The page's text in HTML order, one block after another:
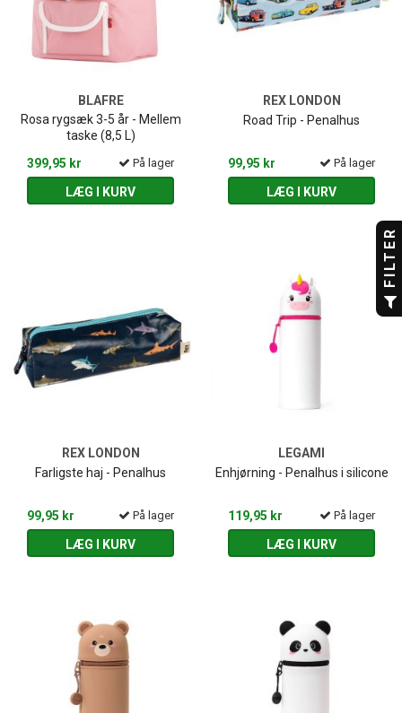
BLAFRE
Rosa rygsæk 3-5 år - Mellem
taske (8,5 L)
399,95 kr
På lager
LÆG I KURV
REX LONDON
Road Trip - Penalhus
99,95 kr På lager
LÆG I KURV
REX LONDON
Farligste haj - Penalhus
99,95 kr På lager
LÆG I KURV
LEGAMI
Enhjørning - Penalhus i silicone
119,95 kr På lager
LÆG I KURV
FILTER